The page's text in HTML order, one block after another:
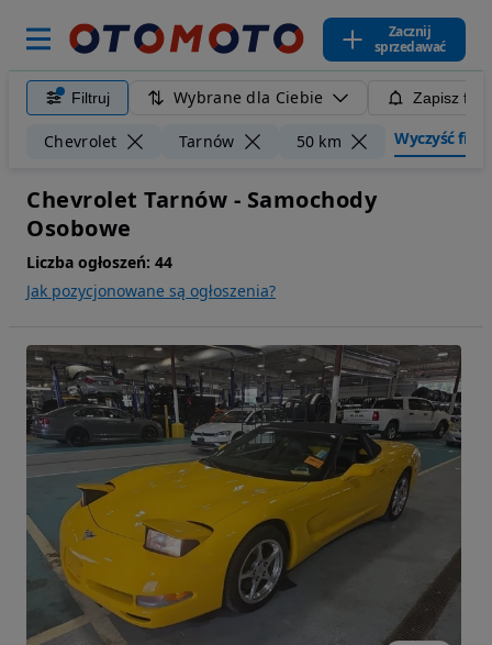
Zacznij
sprzedawać
Filtruj Wybrane dla Ciebie Zapisz
Chevrolet Tarnów 50 km Wyczyść filtry
Chevrolet Tarnów - Samochody
Osobowe
Liczba ogłoszeń: 44
Jak pozycjonowane są ogłoszenia?